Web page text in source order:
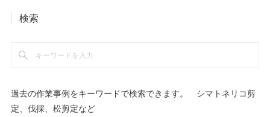
検索
過去の作業事例をキーワードで検索できます。 シマトネリコ剪
定、伐採、松剪定など